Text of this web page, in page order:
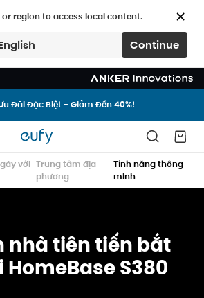
region to access local content.
Continue
Ưu Đãi Đặc Biệt - Giảm Đến 40%!
Đãi Đặc Biệt - Giảm Đến 40%!
Ưu Đãi Đặc Biệt - Giảm Đến 40%!
với Trung tâm địa
phương
Tính năng thông
minh
nhà tiên tiến bắt
S380